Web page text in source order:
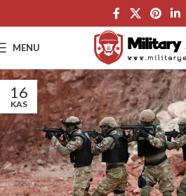
MENU
16
KAS